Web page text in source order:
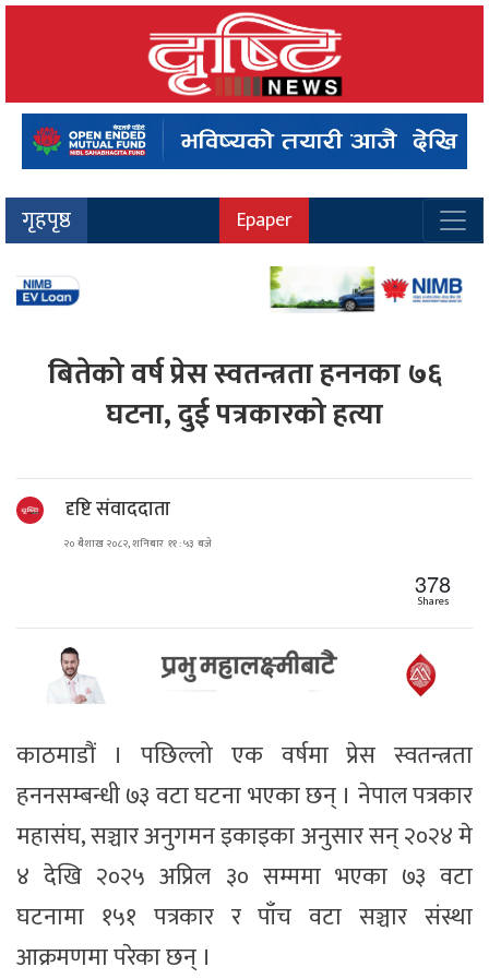
गृहपृष्ठ Epaper
बितेको वर्ष प्रेस स्वतन्त्रता हननका ७६
घटना, दुई पत्रकारको हत्या
दृष्टि संवाददाता
२० बैशाख २०८२, शनिबार ११ : ५३ बजे
378
Shares
काठमाडौं । पछिल्लो एक वर्षमा प्रेस स्वतन्त्रता
हननसम्बन्धी ७३ वटा घटना भएका छन् । नेपाल पत्रकार
महासंघ, सञ्चार अनुगमन इकाइका अनुसार सन् २०२४ मे
४ देखि २०२५ अप्रिल ३० सम्ममा भएका ७३ वटा
घटनामा १५१ पत्रकार र पाँच वटा सञ्चार संस्था
आक्रमणमा परेका छन् ।